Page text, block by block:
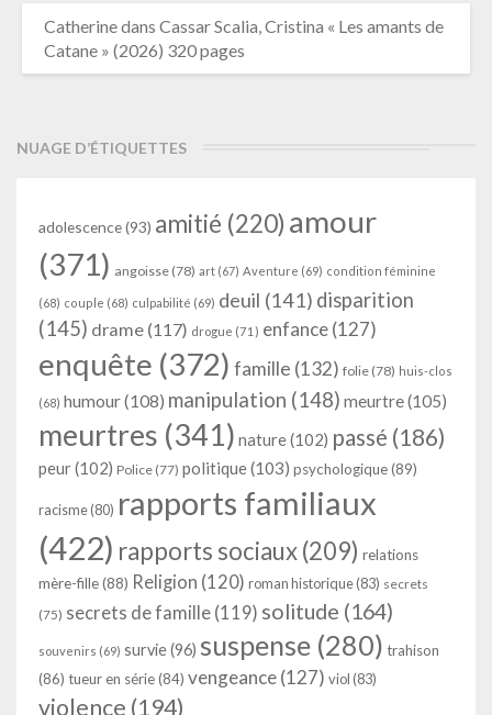
Catherinedans Cassar Scalia, Cristina « Les amants de
Catane » (2026) 320 pages
NUAGE D’ÉTIQUETTES
adolescence(93) amitié (220) amour
(371) angoisse (78) art (67) Aventure (69) condition féminine
(68) couple (68) culpabilité (69) deuil (141) disparition
(145) drame (117) drogue (71) enfance(127)
enquête (372) famille (132) folie (78) huis-clos
(68) humour(108) manipulation (148) meurtre(105)
meurtres (341) nature(102) passé (186)
peur(102) Police (77) politique(103) psychologique(89)
racisme (80) rapports familiaux
(422) rapports sociaux(209) relations
mère-fille(88) Religion (120) roman historique(83) secrets
(75) secrets de famille (119) solitude (164)
souvenirs (69) survie(96) suspense (280) trahison
(86) tueur en série(84) vengeance(127) viol (83)
violence (194)